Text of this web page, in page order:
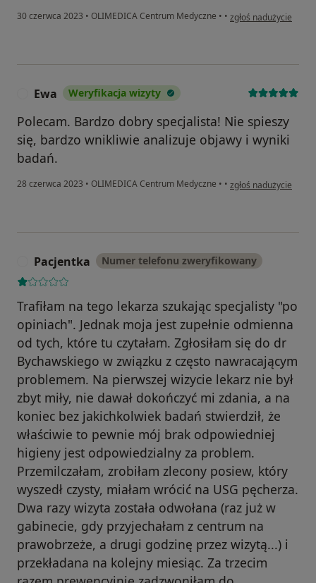
30 czerwca 2023 • OLIMEDICA Centrum Medyczne • • w opinii użytkownika
zgłoś nadużycie
Ewa Weryfikacja wizyty
Polecam. Bardzo dobry specjalista! Nie spieszy
się, bardzo wnikliwie analizuje objawy i wyniki
badań.
28 czerwca 2023 • OLIMEDICA Centrum Medyczne • • w opinii użytkownika
zgłoś nadużycie
Pacjentka Numer telefonu zweryfikowany
Trafiłam na tego lekarza szukając specjalisty "po
opiniach". Jednak moja jest zupełnie odmienna
od tych, które tu czytałam. Zgłosiłam się do dr
Bychawskiego w związku z często nawracającym
problemem. Na pierwszej wizycie lekarz nie był
zbyt miły, nie dawał dokończyć mi zdania, a na
koniec bez jakichkolwiek badań stwierdził, że
właściwie to pewnie mój brak odpowiedniej
higieny jest odpowiedzialny za problem.
Przemilczałam, zrobiłam zlecony posiew, który
wyszedł czysty, miałam wrócić na USG pęcherza.
Dwa razy wizyta została odwołana (raz już w
gabinecie, gdy przyjechałam z centrum na
prawobrzeże, a drugi godzinę przez wizytą...) i
przekładana na kolejny miesiąc. Za trzecim